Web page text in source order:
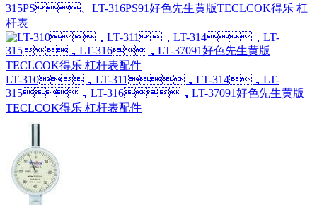
315PS、LT-316PS91好色先生黄版TECLCOK得乐 杠
杆表
LT-310，LT-311，LT-314，LT-
315，LT-316，LT-37091好色先生黄版
TECLCOK得乐 杠杆表配件